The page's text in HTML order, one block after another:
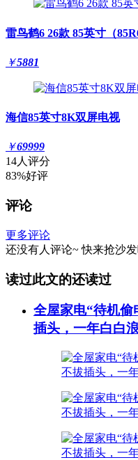
雷鸟鹤6 26款 85英寸（
￥5881
海信85英寸8K双屏电视
￥69999
14人评分
83%好评
评论
更多评论
还没有人评论~ 快来抢沙发
读过此文的还读过
全屋家电“待机偷
插头，一年白白